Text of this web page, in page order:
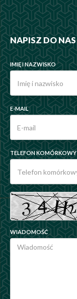
NAPISZ DO NAS
IMIĘ I NAZWISKO
E-MAIL
TELEFON KOMÓRKOWY
WIADOMOŚĆ